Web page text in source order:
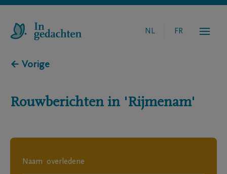
NL FR
← Vorige
Rouwberichten in 'Rijmenam'